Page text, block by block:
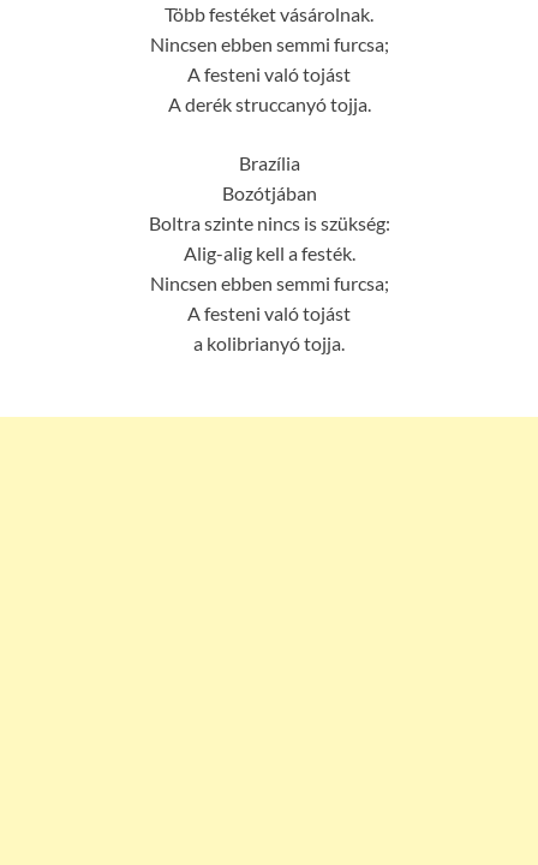
Több festéket vásárolnak.
Nincsen ebben semmi furcsa;
A festeni való tojást
A derék struccanyó tojja.
Brazília
Bozótjában
Boltra szinte nincs is szükség:
Alig-alig kell a festék.
Nincsen ebben semmi furcsa;
A festeni való tojást
a kolibrianyó tojja.